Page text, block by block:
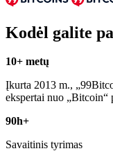
Kodėl galite
10+ metų
Įkurta 2013 m.,
ekspertai nuo „Bitcoin“
90h+
Savaitinis tyrimas